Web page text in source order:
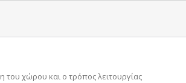
χώρου και ο τρόπος λειτουργίας